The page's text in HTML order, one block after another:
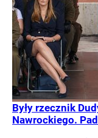
Były rzecznik
Nawrockiego.